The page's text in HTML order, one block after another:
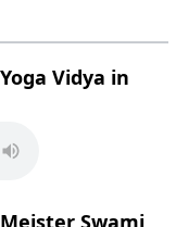
Vidya in
Swami